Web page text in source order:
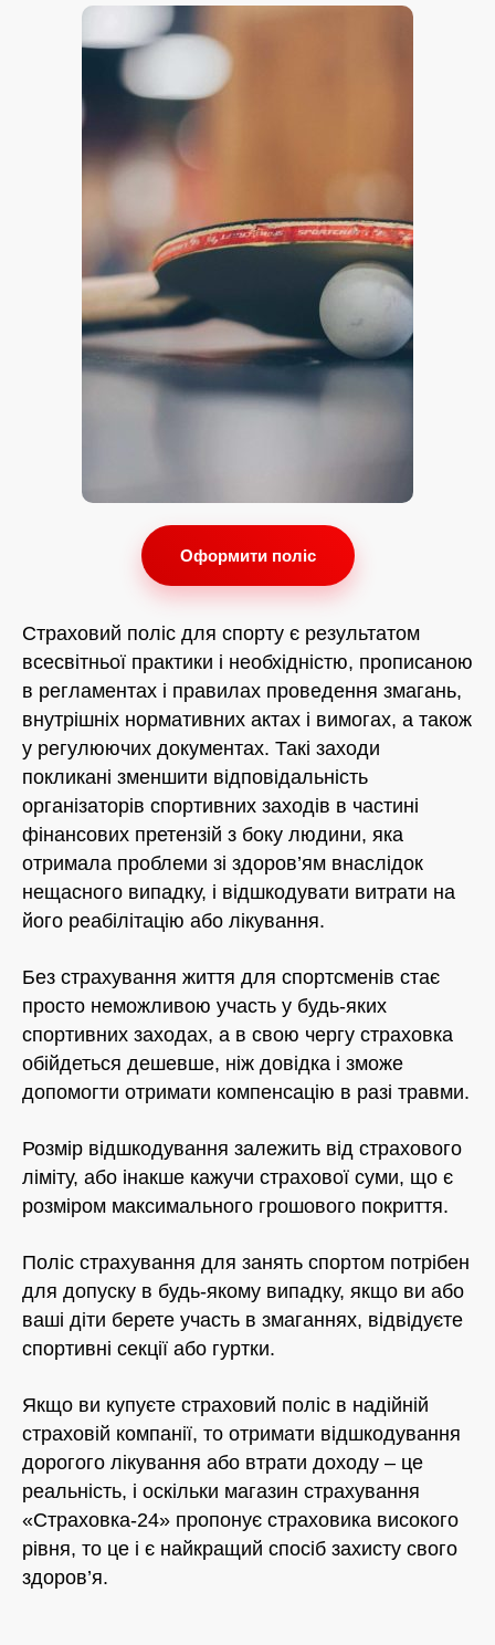
Оформити поліс
Страховий поліс для спорту є результатом
всесвітньої практики і необхідністю, прописаною
в регламентах і правилах проведення змагань,
внутрішніх нормативних актах і вимогах, а також
у регулюючих документах. Такі заходи
покликані зменшити відповідальність
організаторів спортивних заходів в частині
фінансових претензій з боку людини, яка
отримала проблеми зі здоров’ям внаслідок
нещасного випадку, і відшкодувати витрати на
його реабілітацію або лікування.
Без страхування життя для спортсменів стає
просто неможливою участь у будь-яких
спортивних заходах, а в свою чергу страховка
обійдеться дешевше, ніж довідка і зможе
допомогти отримати компенсацію в разі травми.
Розмір відшкодування залежить від страхового
ліміту, або інакше кажучи страхової суми, що є
розміром максимального грошового покриття.
Поліс страхування для занять спортом потрібен
для допуску в будь-якому випадку, якщо ви або
ваші діти берете участь в змаганнях, відвідуєте
спортивні секції або гуртки.
Якщо ви купуєте страховий поліс в надійній
страховій компанії, то отримати відшкодування
дорогого лікування або втрати доходу – це
реальність, і оскільки магазин страхування
«Страховка-24» пропонує страховика високого
рівня, то це і є найкращий спосіб захисту свого
здоров’я.